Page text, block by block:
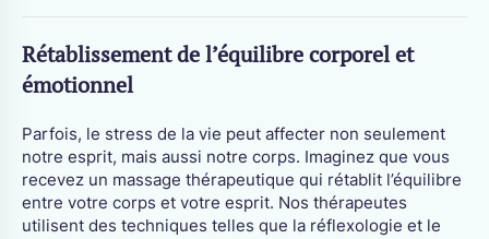
Rétablissement de l’équilibre corporel et
émotionnel
Parfois, le stress de la vie peut affecter non seulement
notre esprit, mais aussi notre corps. Imaginez que vous
recevez un massage thérapeutique qui rétablit l’équilibre
entre votre corps et votre esprit. Nos thérapeutes
utilisent des techniques telles que la réflexologie et le